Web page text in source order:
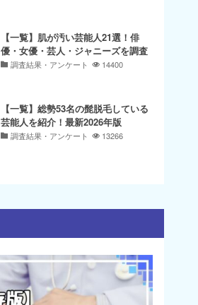
【一覧】肌が汚い芸能人21選！俳
優・女優・芸人・ジャニーズを調査
調査結果・アンケート 14400
【一覧】総勢53名の髭脱毛している
芸能人を紹介！最新2026年版
調査結果・アンケート 13266